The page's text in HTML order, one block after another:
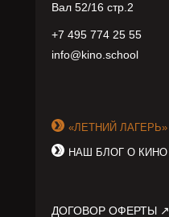
Вал 52/16 стр.2
+7 495 774 25 55
info@kino.school
«ЛЕТНИЙ ЛАГЕРЬ»
НАШ БЛОГ О КИНО
ДОГОВОР ОФЕРТЫ ↗